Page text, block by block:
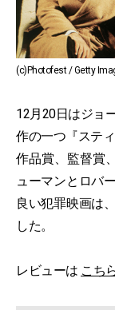
(c)Photofest / Getty
12月20日はジョ
作の一つ『ステ
作品賞、監督賞
ューマンとロバ
良い犯罪映画は
した。
レビューは こち